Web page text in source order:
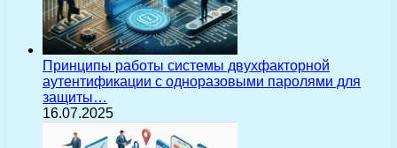
Принципы работы системы двухфакторной
аутентификации с одноразовыми паролями для
защиты…
16.07.2025